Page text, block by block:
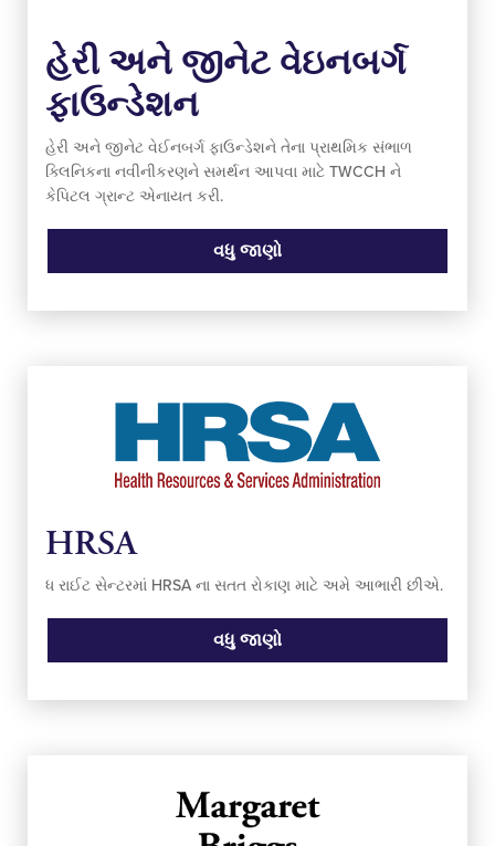
હેરી અને જીનેટ વેઇનબર્ગ
ફાઉન્ડેશન
હેરી અને જીનેટ વેઈનબર્ગ ફાઉન્ડેશને તેના પ્રાથમિક સંભાળ
ક્લિનિકના નવીનીકરણને સમર્થન આપવા માટે TWCCH ને
કેપિટલ ગ્રાન્ટ એનાયત કરી.
વધુ જાણો
HRSA
ધ રાઈટ સેન્ટરમાં HRSA ના સતત રોકાણ માટે અમે આભારી છીએ.
વધુ જાણો